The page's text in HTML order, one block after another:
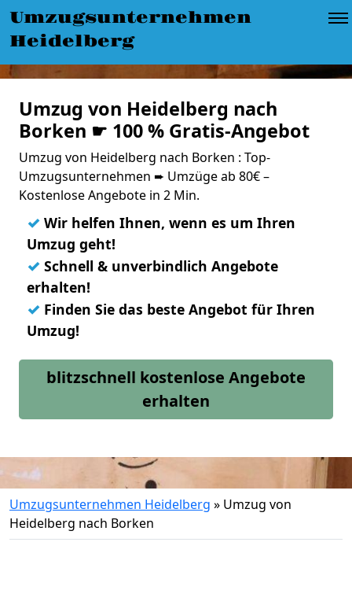
Umzugsunternehmen
Heidelberg
Umzug von Heidelberg nach
Borken ☛ 100 % Gratis-Angebot
Umzug von Heidelberg nach Borken : Top-
Umzugsunternehmen ➨ Umzüge ab 80€ –
Kostenlose Angebote in 2 Min.
✓ Wir helfen Ihnen, wenn es um Ihren
Umzug geht!
✓ Schnell & unverbindlich Angebote
erhalten!
✓ Finden Sie das beste Angebot für Ihren
Umzug!
blitzschnell kostenlose Angebote
erhalten
Umzugsunternehmen Heidelberg » Umzug von
Heidelberg nach Borken